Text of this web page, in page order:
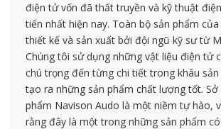
điện tử vốn đã thất truyền và kỹ thuật
tiến nhất hiện nay. Toàn bộ sản phẩm
thiết kế và sản xuất bởi đội ngũ kỹ sư từ
Chúng tôi sử dụng những vật liệu điện tử
chú trọng đến từng chi tiết trong khâu
tạo ra những sản phẩm chất lượng tốt.
phẩm Navison Audo là một niềm tự hào,
rằng đây là một trong những sản phẩm